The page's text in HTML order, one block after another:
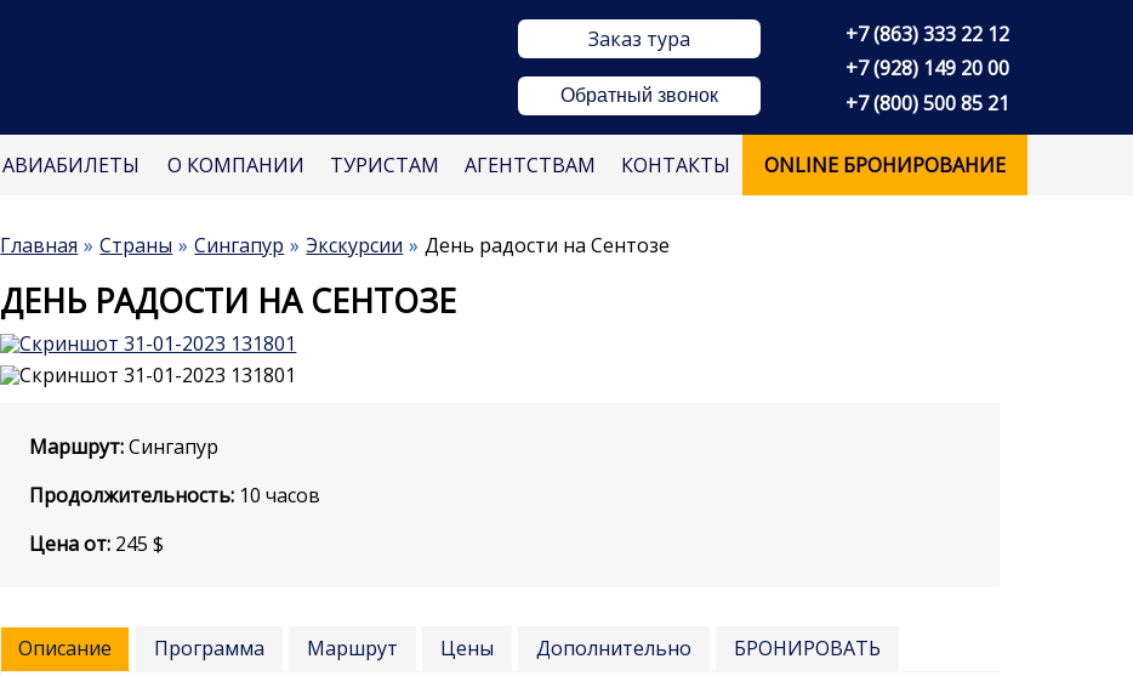
Заказ тура
Обратный звонок
+7 (863) 333 22 12
+7 (928) 149 20 00
+7 (800) 500 85 21
АВИАБИЛЕТЫ О КОМПАНИИ ТУРИСТАМ АГЕНТСТВАМ КОНТАКТЫ ONLINE БРОНИРОВАНИЕ
Главная Страны Сингапур Экскурсии День радости на Сентозе
ДЕНЬ РАДОСТИ НА СЕНТОЗЕ
Маршрут:Сингапур
Продолжительность: 10 часов
Цена от: 245 $
Описание Программа Маршрут Цены Дополнительно БРОНИРОВАТЬ